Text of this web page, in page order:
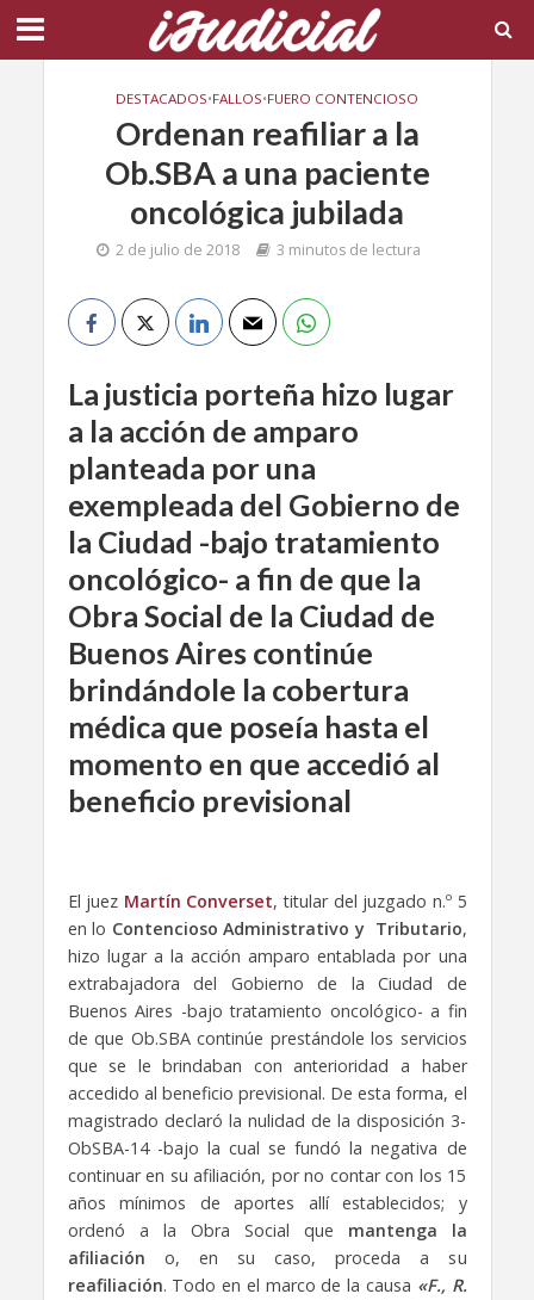
DESTACADOS•FALLOS•FUERO CONTENCIOSO
Ordenan reafiliar a la
Ob.SBA a una paciente
oncológica jubilada
2 de julio de 2018 3 minutos de lectura
La justicia porteña hizo lugar
a la acción de amparo
planteada por una
exempleada del Gobierno de
la Ciudad -bajo tratamiento
oncológico- a fin de que la
Obra Social de la Ciudad de
Buenos Aires continúe
brindándole la cobertura
médica que poseía hasta el
momento en que accedió al
beneficio previsional
El juez Martín Converset, titular del juzgado n.º 5
en lo Contencioso Administrativo y Tributario,
hizo lugar a la acción amparo entablada por una
extrabajadora del Gobierno de la Ciudad de
Buenos Aires -bajo tratamiento oncológico- a fin
de que Ob.SBA continúe prestándole los servicios
que se le brindaban con anterioridad a haber
accedido al beneficio previsional. De esta forma, el
magistrado declaró la nulidad de la disposición 3-
ObSBA-14 -bajo la cual se fundó la negativa de
continuar en su afiliación, por no contar con los 15
años mínimos de aportes allí establecidos; y
ordenó a la Obra Social que mantenga la
afiliación o, en su caso, proceda a su
reafiliación. Todo en el marco de la causa «F., R.